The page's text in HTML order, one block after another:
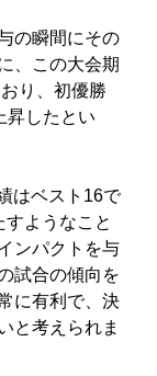
の瞬間にその
、この大会期
り、初優勝
昇したとい
はベスト16で
ようなこと
ンパクトを与
試合の傾向を
に有利で、決
と考えられま